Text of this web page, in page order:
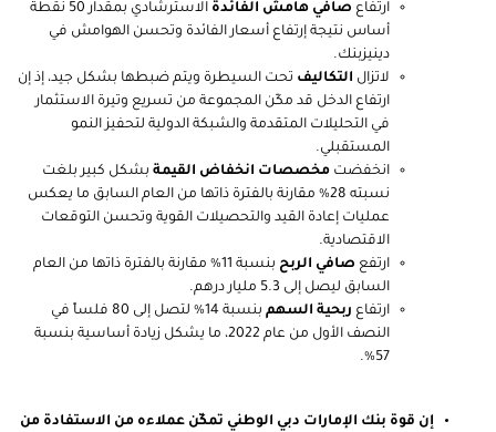
ارتفاع صافي هامش الفائدة
الاسترشادي بمقدار 50 نقطة
أساس نتيجة إرتفاع أسعار الفائدة وتحسن الهوامش في
دينيزبنك.
لاتزال التكاليف تحت السيطرة ويتم ضبطها بشكل جيد، إذ إن
ارتفاع الدخل قد مكّن المجموعة من تسريع وتيرة الاستثمار
في التحليلات المتقدمة والشبكة الدولية لتحفيز النمو
المستقبلي.
انخفضت مخصصات انخفاض القيمة بشكل كبير بلغت
نسبته 28% مقارنة بالفترة ذاتها من العام السابق ما يعكس
عمليات إعادة القيد والتحصيلات القوية وتحسن التوقعات
الاقتصادية.
ارتفع صافي الربح
بنسبة 11% مقارنة بالفترة ذاتها من العام
السابق ليصل إلى 5.3 مليار درهم.
ارتفاع ربحية السهم
بنسبة 14% لتصل إلى 80 فلساً في
النصف الأول من عام 2022، ما يشكل زيادة أساسية بنسبة
57%.
إن قوة بنك الإمارات دبي الوطني تمكّن عملاءه من الاستفادة من